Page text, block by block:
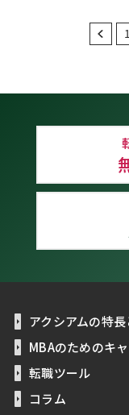
1
アクシアムの特
MBAのためのキ
転職ツール
コラム